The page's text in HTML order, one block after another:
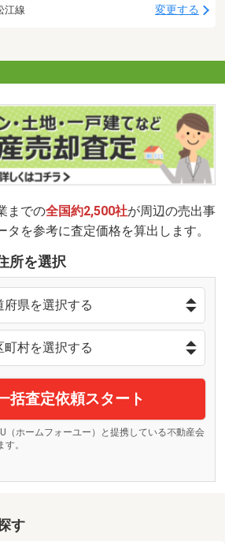
江線 変更する
までの全国約2,500社が周辺の売出事
を参考に査定価格を算出します。
所を選択
括査定依頼スタート
（ホームフォーユー）と提携している不動産会
。
す